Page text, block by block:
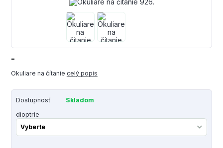
-
Okuliare na čítanie celý popis
Dostupnosť
Skladom
dioptrie